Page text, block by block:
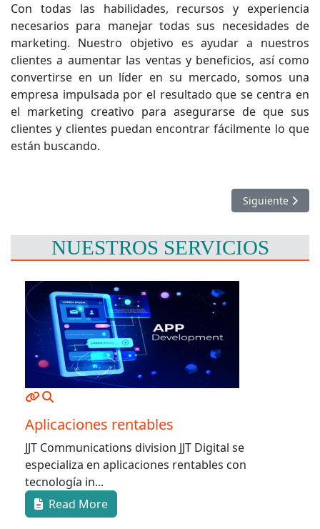
Con todas las habilidades, recursos y experiencia
necesarios para manejar todas sus necesidades de
marketing. Nuestro objetivo es ayudar a nuestros
clientes a aumentar las ventas y beneficios, así como
convertirse en un líder en su mercado, somos una
empresa impulsada por el resultado que se centra en
el marketing creativo para asegurarse de que sus
clientes y clientes puedan encontrar fácilmente lo que
están buscando.
Artículo
Siguiente
NUESTROS SERVICIOS
Aplicaciones rentables
JJT Communications division JJT Digital se
especializa en aplicaciones rentables con
tecnología in...
Read More